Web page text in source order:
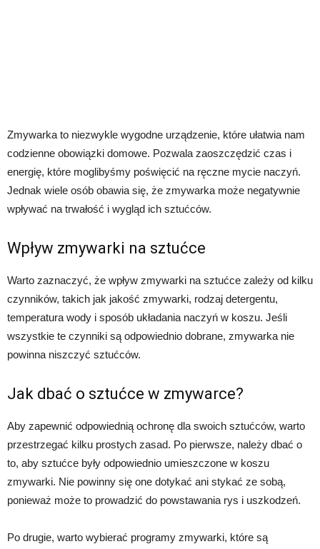
Zmywarka to niezwykle wygodne urządzenie, które ułatwia nam
codzienne obowiązki domowe. Pozwala zaoszczędzić czas i
energię, które moglibyśmy poświęcić na ręczne mycie naczyń.
Jednak wiele osób obawia się, że zmywarka może negatywnie
wpływać na trwałość i wygląd ich sztućców.
Wpływ zmywarki na sztućce
Warto zaznaczyć, że wpływ zmywarki na sztućce zależy od kilku
czynników, takich jak jakość zmywarki, rodzaj detergentu,
temperatura wody i sposób układania naczyń w koszu. Jeśli
wszystkie te czynniki są odpowiednio dobrane, zmywarka nie
powinna niszczyć sztućców.
Jak dbać o sztućce w zmywarce?
Aby zapewnić odpowiednią ochronę dla swoich sztućców, warto
przestrzegać kilku prostych zasad. Po pierwsze, należy dbać o
to, aby sztućce były odpowiednio umieszczone w koszu
zmywarki. Nie powinny się one dotykać ani stykać ze sobą,
ponieważ może to prowadzić do powstawania rys i uszkodzeń.
Po drugie, warto wybierać programy zmywarki, które są